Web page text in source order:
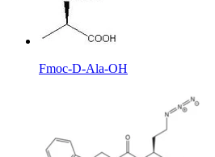
Fmoc-D-Ala-OH